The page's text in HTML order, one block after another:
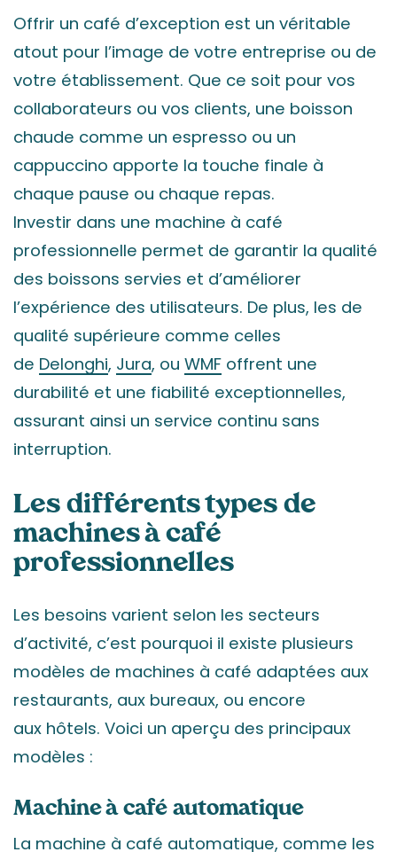
Offrir un café d’exception est un véritable
atout pour l’image de votre entreprise ou de
votre établissement. Que ce soit pour vos
collaborateurs ou vos clients, une boisson
chaude comme un espresso ou un
cappuccino apporte la touche finale à
chaque pause ou chaque repas.
Investir dans une machine à café
professionnelle permet de garantir la qualité
des boissons servies et d’améliorer
l’expérience des utilisateurs. De plus, les de
qualité supérieure comme celles
de Delonghi, Jura, ou WMF offrent une
durabilité et une fiabilité exceptionnelles,
assurant ainsi un service continu sans
interruption.
Les différents types de
machines à café
professionnelles
Les besoins varient selon les secteurs
d’activité, c’est pourquoi il existe plusieurs
modèles de machines à café adaptées aux
restaurants, aux bureaux, ou encore
aux hôtels. Voici un aperçu des principaux
modèles :
Machine à café automatique
La machine à café automatique, comme les